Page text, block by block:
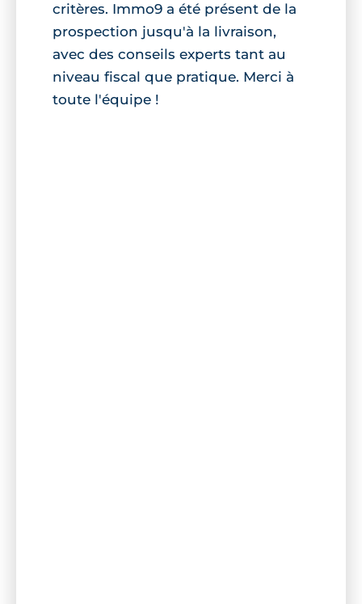
critères. Immo9 a été présent de la
prospection jusqu'à la livraison,
avec des conseils experts tant au
niveau fiscal que pratique. Merci à
toute l'équipe !